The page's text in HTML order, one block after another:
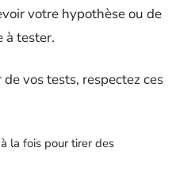
votre hypothèse ou de
à tester.
vos tests, respectez ces
la fois pour tirer des